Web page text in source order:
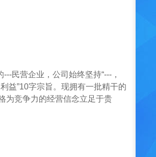
民营企业，公司始终坚持“---，
益”10字宗旨。现拥有一批精干的
为竞争力的经营信念立足于贵